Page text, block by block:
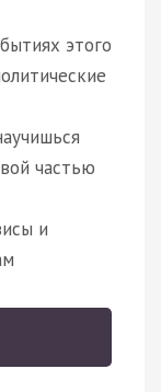
этого
частью
и